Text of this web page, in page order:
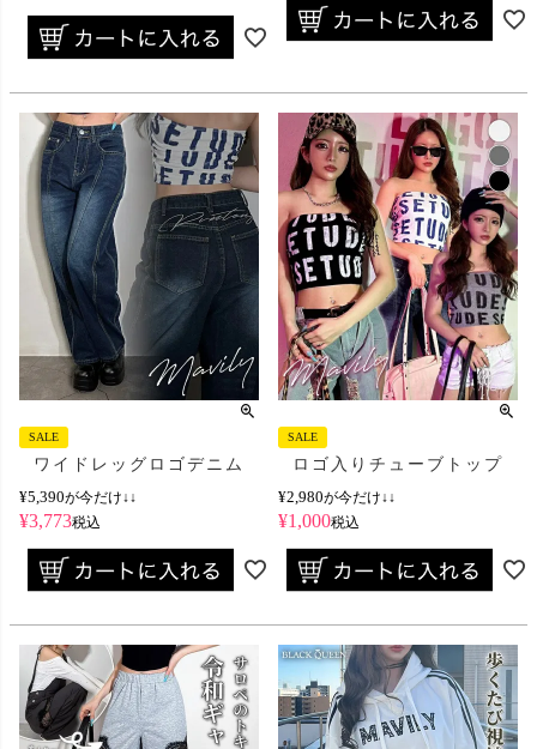
SALE
ワイドレッグロゴデニム
¥5,390が今だけ↓↓
¥3,773税込
SALE
ロゴ入りチューブトップ
¥2,980が今だけ↓↓
¥1,000税込